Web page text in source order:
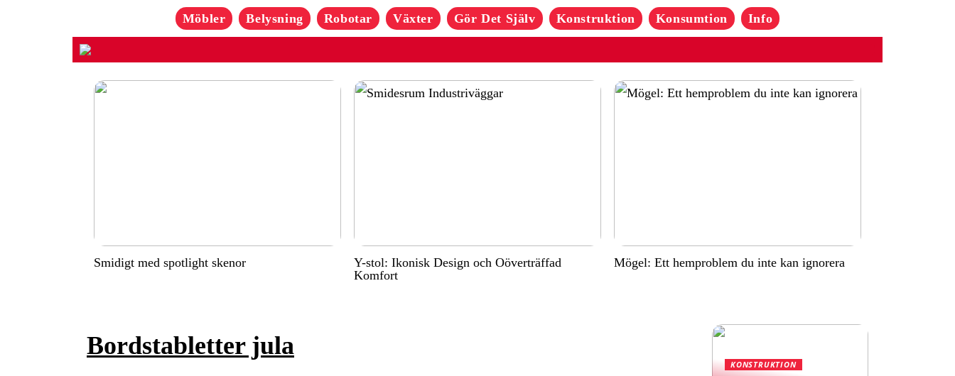
Möbler Belysning Robotar Växter Gör Det Själv Konstruktion Konsumtion Info
Smidigt med spotlight skenor
Y-stol: Ikonisk Design och Oöverträffad
Komfort
Mögel: Ett hemproblem du inte kan ignorera
Bordstabletter jula
KONSTRUKTION